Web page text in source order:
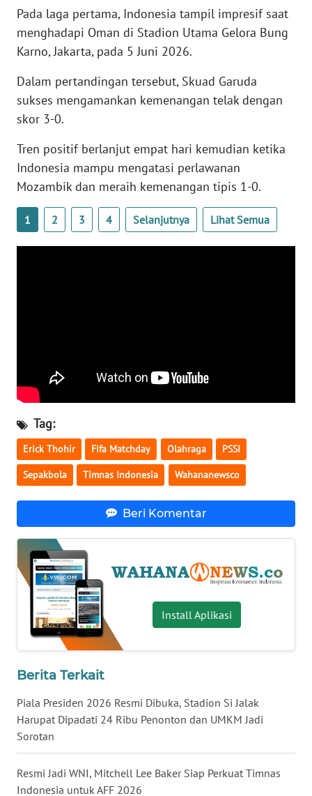
Pada laga pertama, Indonesia tampil impresif saat
menghadapi Oman di Stadion Utama Gelora Bung
Karno, Jakarta, pada 5 Juni 2026.
Dalam pertandingan tersebut, Skuad Garuda
sukses mengamankan kemenangan telak dengan
skor 3-0.
Tren positif berlanjut empat hari kemudian ketika
Indonesia mampu mengatasi perlawanan
Mozambik dan meraih kemenangan tipis 1-0.
1 2 3 4 Selanjutnya Lihat Semua
Tag:
Erick Thohir Fifa Matchday Olahraga PSSI
Sepakbola Timnas Indonesia Wahananewsco
Beri Komentar
Install Aplikasi
Berita Terkait
Piala Presiden 2026 Resmi Dibuka, Stadion Si Jalak
Harupat Dipadati 24 Ribu Penonton dan UMKM Jadi
Sorotan
Resmi Jadi WNI, Mitchell Lee Baker Siap Perkuat Timnas
Indonesia untuk AFF 2026
WN
SUMUT
WN
JAKARTA
JABAR
WN
WN
NTT
WN
PAPUA
BARAT
WN
RIAU
WN
JAMBI
WN
SULTRA
NTB
SULTENG
SULBAR